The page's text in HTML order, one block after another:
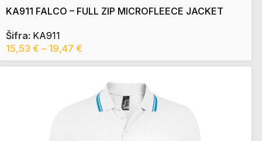
KA911 FALCO – FULL ZIP MICROFLEECE JACKET
Šifra: KA911
15,53 € – 19,47 €